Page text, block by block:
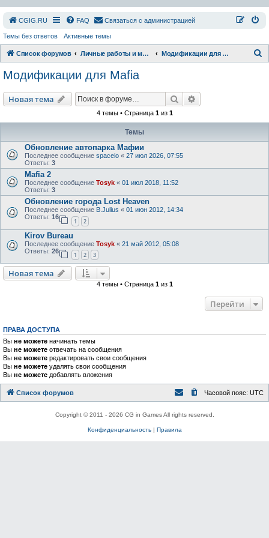
СGIG.RU FAQ Связаться с администрацией
Темы без ответов Активные темы
Список форумов Личные работы и модификации Модификации для Mafia
Модификации для Mafia
Новая тема Поиск
4 темы • Страница 1из 1
Темы
Обновление автопарка Мафии
Последнее сообщение spaceio « 27 июл 2026, 07:55
Ответы: 3
Mafia 2
Последнее сообщение Tosyk « 01 июл 2018, 11:52
Ответы: 3
Обновление города Lost Heaven
Последнее сообщение B.Julius « 01 июн 2012, 14:34
Ответы: 16
1 2
Kirov Bureau
Последнее сообщение Tosyk « 21 май 2012, 05:08
Ответы: 26
1 2 3
Новая тема
4 темы • Страница 1из 1
Перейти
ПРАВА ДОСТУПА
Вы не можете начинать темы
Вы не можете отвечать на сообщения
Вы не можете редактировать свои сообщения
Вы не можете удалять свои сообщения
Вы не можете добавлять вложения
Список форумов Часовой пояс: UTC
Copyright © 2011 - 2026 CG in Games All rights reserved.
Конфиденциальность| Правила